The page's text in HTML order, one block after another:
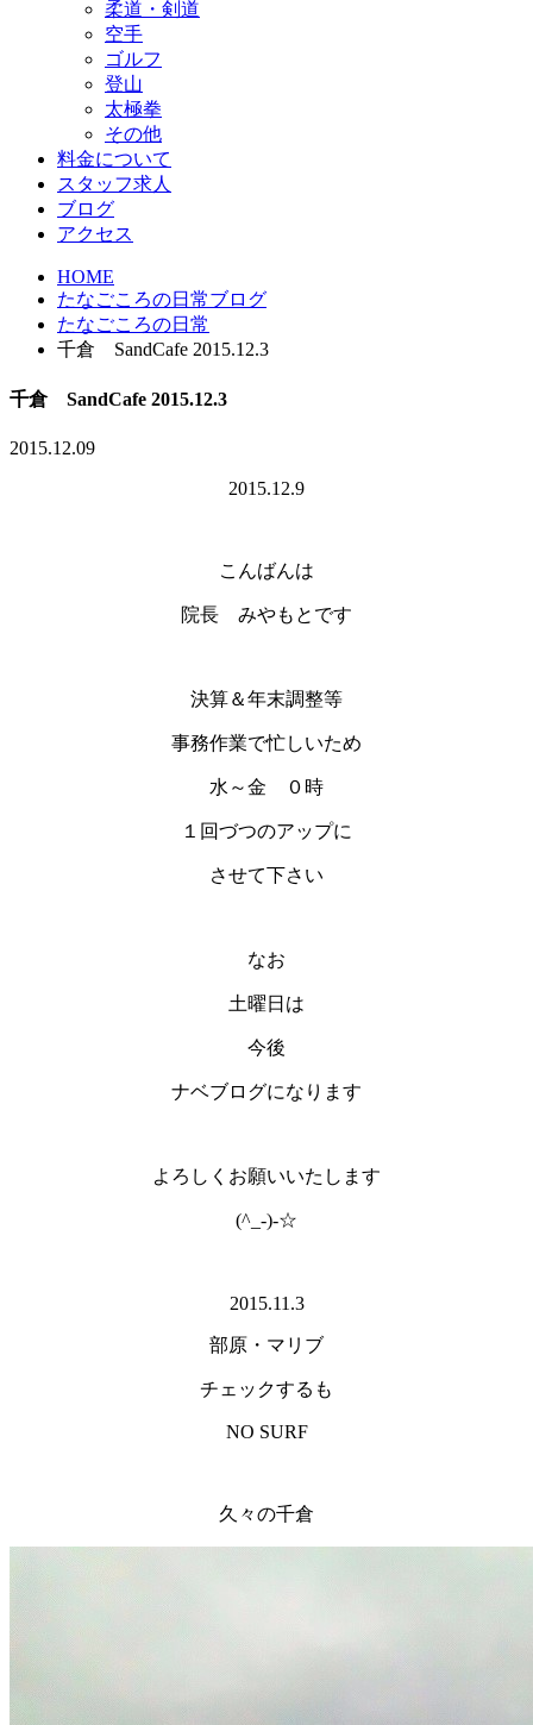
柔道・剣道
空手
ゴルフ
登山
太極拳
その他
料金について
スタッフ求人
ブログ
アクセス
HOME
たなごころの日常ブログ
たなごころの日常
千倉 SandCafe 2015.12.3
千倉 SandCafe 2015.12.3
2015.12.09
2015.12.9
こんばんは
院長 みやもとです
決算＆年末調整等
事務作業で忙しいため
水～金 ０時
１回づつのアップに
させて下さい
なお
土曜日は
今後
ナベブログになります
よろしくお願いいたします
(^_-)-☆
2015.11.3
部原・マリブ
チェックするも
NO SURF
久々の千倉